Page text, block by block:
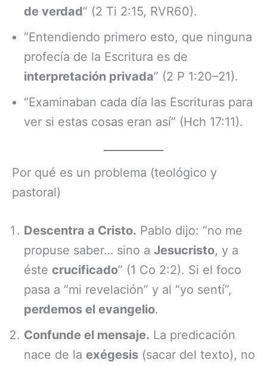
de verdad” (2 Ti 2:15, RVR60).
“Entendiendo primero esto, que ninguna
profecía de la Escritura es de
interpretación privada” (2 P 1:20–21).
“Examinaban cada día las Escrituras para
ver si estas cosas eran así” (Hch 17:11).
Por qué es un problema (teológico y
pastoral)
Descentra a Cristo. Pablo dijo: “no me
propuse saber… sino a Jesucristo, y a
éste crucificado” (1 Co 2:2). Si el foco
pasa a “mi revelación” y al “yo sentí”,
perdemos el evangelio.
Confunde el mensaje. La predicación
nace de la exégesis (sacar del texto), no